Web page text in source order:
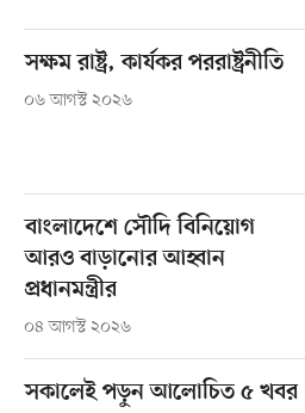
সক্ষম রাষ্ট্র, কার্যকর পররাষ্ট্রনীতি
০৬ আগস্ট ২০২৬
বাংলাদেশে সৌদি বিনিয়োগ
আরও বাড়ানোর আহ্বান
প্রধানমন্ত্রীর
০৪ আগস্ট ২০২৬
সকালেই পড়ুন আলোচিত ৫ খবর